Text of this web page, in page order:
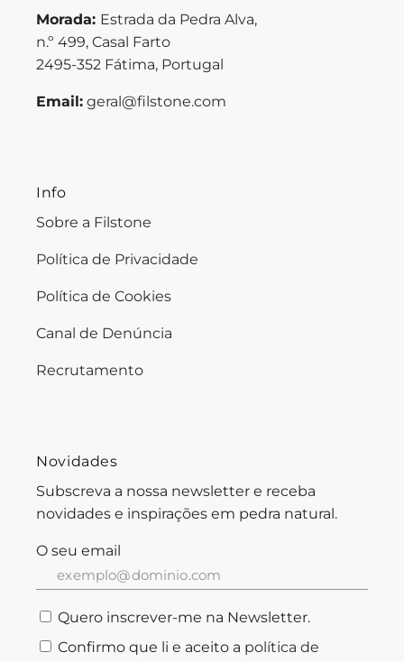
Morada: Estrada da Pedra Alva,
n.º 499, Casal Farto
2495-352 Fátima, Portugal
Email: geral@filstone.com
Info
Sobre a Filstone
Política de Privacidade
Política de Cookies
Canal de Denúncia
Recrutamento
Novidades
Subscreva a nossa newsletter e receba
novidades e inspirações em pedra natural.
O seu email
Quero inscrever-me na Newsletter.
Confirmo que li e aceito a política de